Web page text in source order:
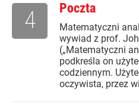
Poczta
Matematyczni
wywiad z prof.
(„Matematyczni
podkreśla on
codziennym.
oczywista, przez
4